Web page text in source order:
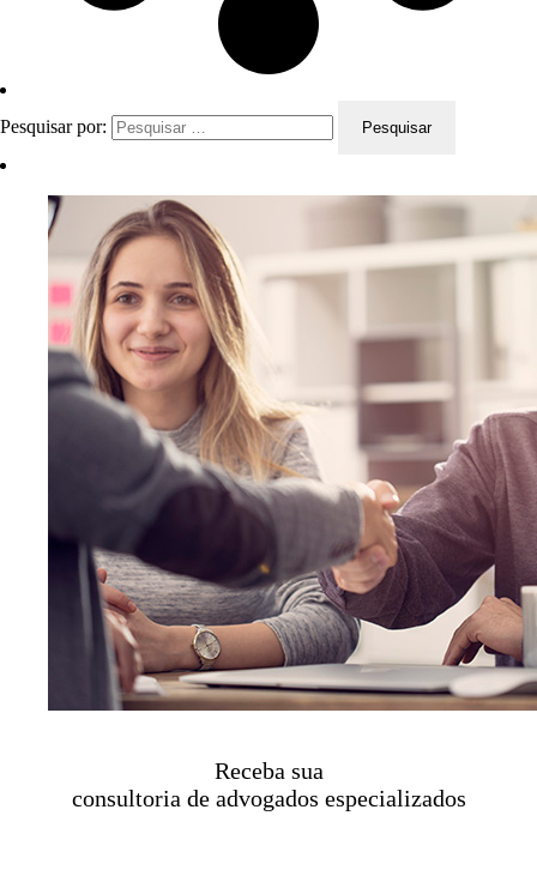
Pesquisar por:
Receba sua
consultoria de advogados especializados